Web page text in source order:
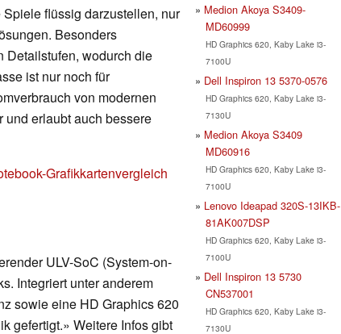
flüssig darzustellen, nur
Besonders
Detailstufen, wodurch die
ist nur noch für
von modernen
und erlaubt auch bessere
Grafikkartenvergleich
ULV-SoC (System-on-
Integriert unter anderem
sowie eine HD Graphics 620
gefertigt.» Weitere Infos gibt
Medion Akoya S3409-
MD60999
HD Graphics 620, Kaby Lake i3-
7100U
Dell Inspiron 13 5370-0576
HD Graphics 620, Kaby Lake i3-
7130U
Medion Akoya S3409
MD60916
HD Graphics 620, Kaby Lake i3-
7100U
Lenovo Ideapad 320S-13IKB-
81AK007DSP
HD Graphics 620, Kaby Lake i3-
7100U
Dell Inspiron 13 5730
CN537001
HD Graphics 620, Kaby Lake i3-
7130U